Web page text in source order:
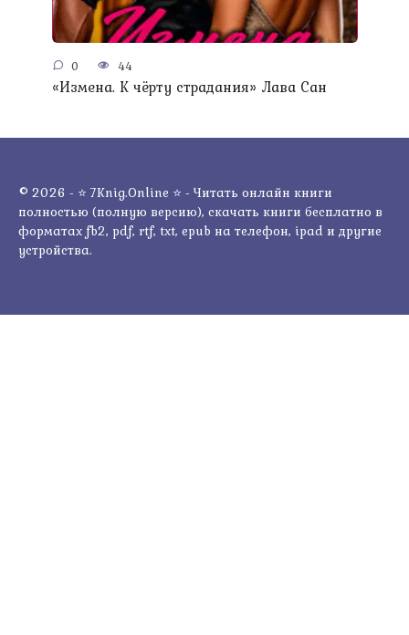
0 44
«Измена. К чёрту страдания» Лава Сан
© 2026 - ⭐ 7Knig.Online ⭐ - Читать онлайн книги
полностью (полную версию), скачать книги бесплатно в
форматах fb2, pdf, rtf, txt, epub на телефон, ipad и другие
устройства.